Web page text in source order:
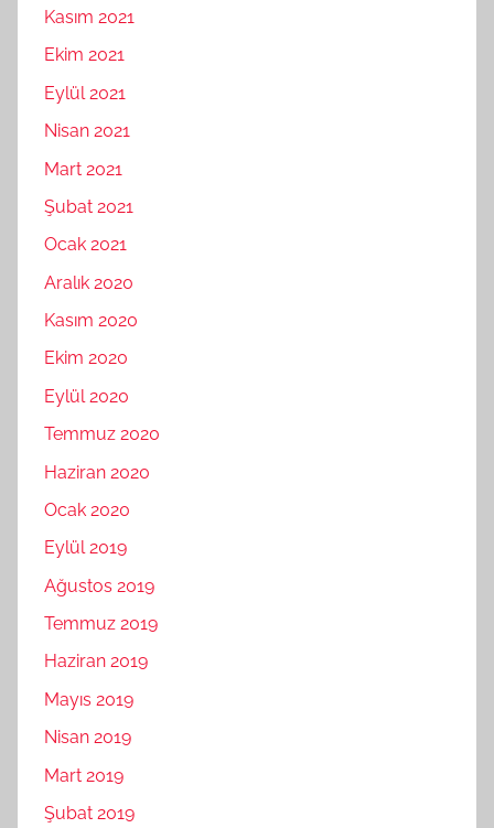
Kasım 2021
Ekim 2021
Eylül 2021
Nisan 2021
Mart 2021
Şubat 2021
Ocak 2021
Aralık 2020
Kasım 2020
Ekim 2020
Eylül 2020
Temmuz 2020
Haziran 2020
Ocak 2020
Eylül 2019
Ağustos 2019
Temmuz 2019
Haziran 2019
Mayıs 2019
Nisan 2019
Mart 2019
Şubat 2019